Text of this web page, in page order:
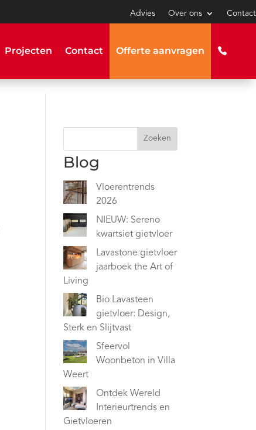
Advies Over ons Contact
Projecten Contact Offerte aanvragen
Zoeken
Blog
Vloerentrends
2026
NIEUW: Sereno
kwartsiet gietvloer
Lavastone gietvloer
jaarboek the Art of
Living
Bio Lavasteen
gietvloer: Design,
Sterk en Slijtvast
Sfeervol
Woonbeton in Villa
Weert
Ontdek Wereld
Interieurtrends en
Gietvloeren